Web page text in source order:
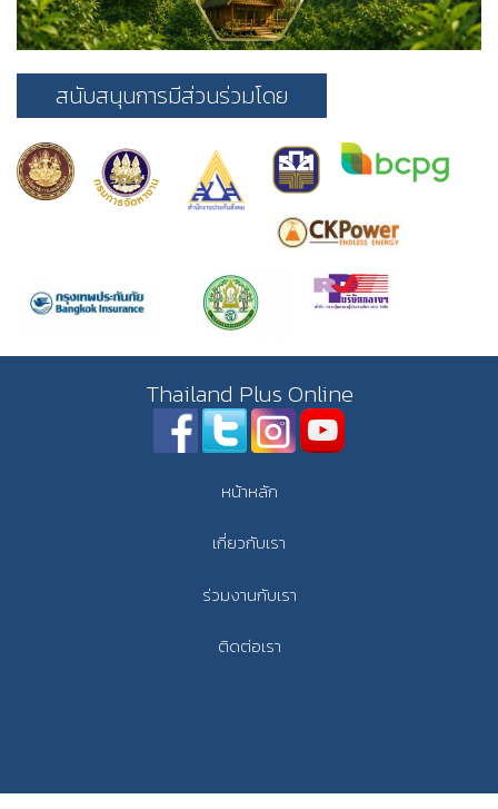
สนับสนุนการมีส่วนร่วมโดย
Thailand Plus Online
หน้าหลัก
เกี่ยวกับเรา
ร่วมงานกับเรา
ติดต่อเรา